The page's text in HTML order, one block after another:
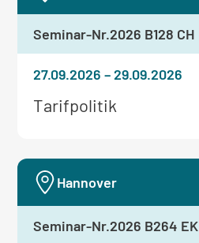
Weitere
Seminar:
Tarifpolitik
27.09.2026–29.09.2026
Seminar-Nr.2026 B128 CH
Hannover
Seminar-Nr.2026 B264 EK